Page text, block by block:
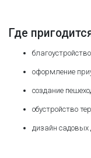
Где
оформление
создание
обустройство
дизайн садовых